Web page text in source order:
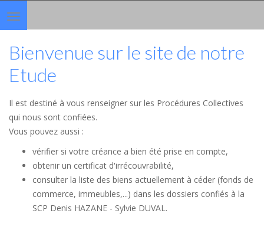
Toggle
navigation
Bienvenue sur le site de notre
Etude
Il est destiné à vous renseigner sur les Procédures Collectives
qui nous sont confiées.
Vous pouvez aussi :
vérifier si votre créance a bien été prise en compte,
obtenir un certificat d'irrécouvrabilité,
consulter la liste des biens actuellement à céder (fonds de
commerce, immeubles,...) dans les dossiers confiés à la
SCP Denis HAZANE - Sylvie DUVAL.